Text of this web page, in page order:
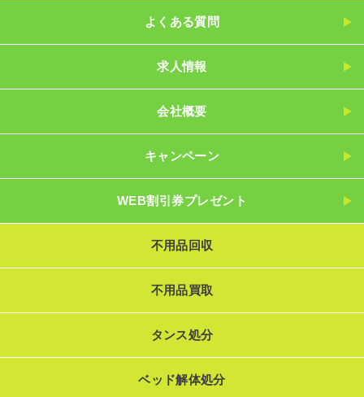
よくある質問
求人情報
会社概要
キャンペーン
WEB割引券プレゼント
不用品回収
不用品買取
タンス処分
ベッド解体処分